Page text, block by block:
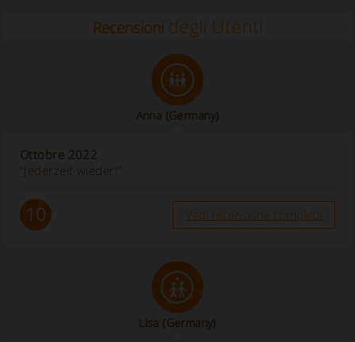
Recensioni degli Utenti
Anna (Germany)
Ottobre 2022
“Jederzeit wieder!”
10 Vedi recensione completa
Lisa (Germany)